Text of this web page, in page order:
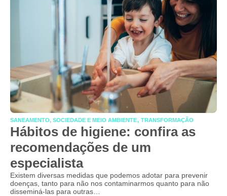
SANEAMENTO, SOCIEDADE E MEIO AMBIENTE, TRANSFORMAÇÃO
Hábitos de higiene: confira as
recomendações de um
especialista
Existem diversas medidas que podemos adotar para prevenir
doenças, tanto para não nos contaminarmos quanto para não
disseminá-las para outras…